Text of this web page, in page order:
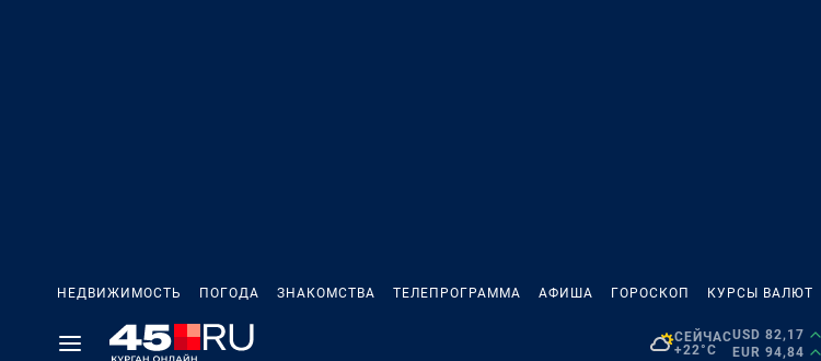
НЕДВИЖИМОСТЬ ПОГОДА ЗНАКОМСТВА ТЕЛЕПРОГРАММА АФИША ГОРОСКОП КУРСЫ ВАЛЮТ
СЕЙЧАС
+22°C
USD 82,17
EUR 94,84